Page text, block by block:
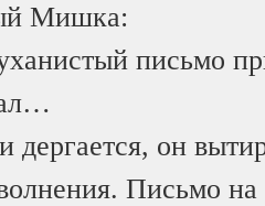
Мишка:
письмо
он
Письмо